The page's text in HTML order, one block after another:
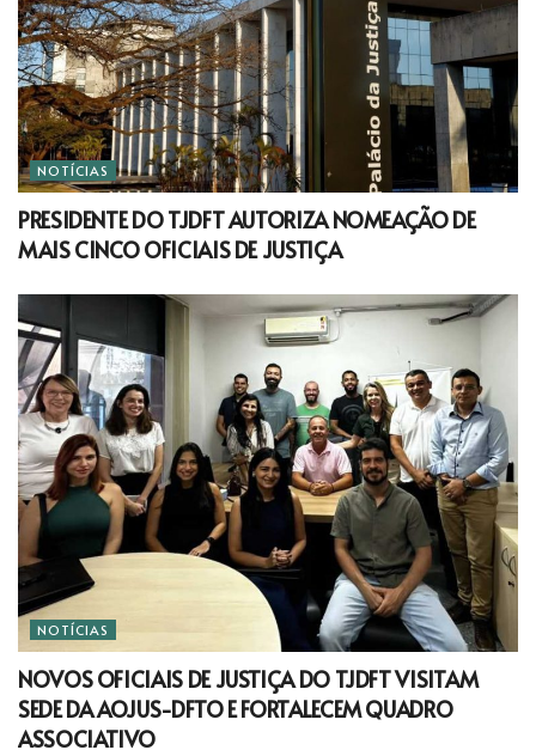
NOTÍCIAS
PRESIDENTE DO TJDFT AUTORIZA NOMEAÇÃO DE
MAIS CINCO OFICIAIS DE JUSTIÇA
NOTÍCIAS
NOVOS OFICIAIS DE JUSTIÇA DO TJDFT VISITAM
SEDE DA AOJUS-DFTO E FORTALECEM QUADRO
ASSOCIATIVO